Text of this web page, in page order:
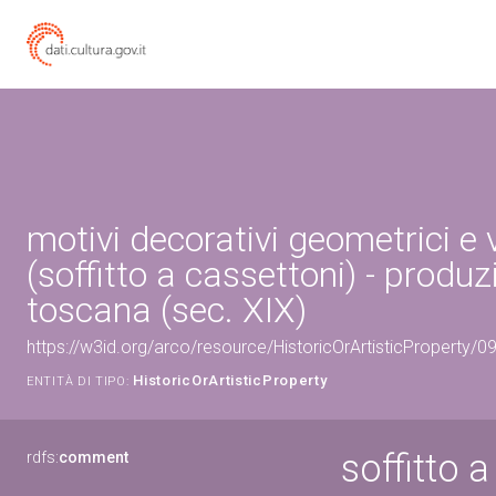
motivi decorativi geometrici e
(soffitto a cassettoni) -
toscana (sec. XIX)
https://w3id.org/arco/resource/HistoricOrArtisticProperty/
ENTITÀ DI TIPO: HistoricOrArtisticProperty
rdfs:comment
soffitto